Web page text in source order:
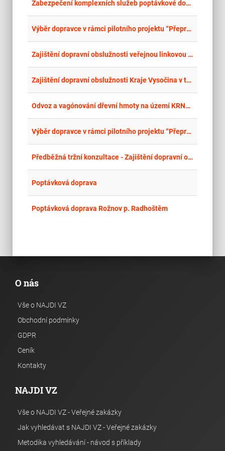
Zabezpečení komplexních služeb poptávkové dopravy pro město Štětí a místní části, Hoštku, Snědovice, Račice
Výběr dopravce v rámci pilotního projektu “Přeprava cestujících na objednávku – oblast Osoblažsko”
Zajištění dopravní obslužnosti veřejnou linkovou dopravou v oblasti Jablonecka v letech 2028 – 2033
Zajištění dopravní obslužnosti Kraje Vysočina v tarifní zóně 500 Veřejné dopravy Vysočiny
Odvoz a vagónování dřevní hmoty na území KRNAP a jeho OP
Výběr dopravce v rámci pilotního projektu “Přeprava cestujících na objednávku – oblast Osoblažsko” II.
Předběžná tržní konzultace - Zajištění dopravní obslužnosti na území Plzeňského kraje veřejnou linkovou dopravou
Poptávková doprava
Poptávková doprava Rožnov p. Radhoštěm
O nás
Vše o NAJDI VZ
Obchodní podmínky
GDPR
Ceník
Kontakty
NAJDI VZ
Vše o NAJDI VZ - Veřejné zakázky
Jak vyhledávat s NAJDI VZ - Veřejné zakázky
Metodika vyhledávání - návod s příklady